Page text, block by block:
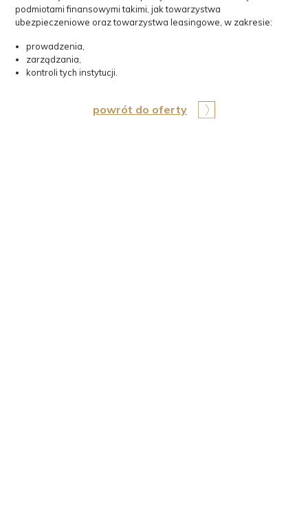
podmiotami finansowymi takimi, jak towarzystwa
ubezpieczeniowe oraz towarzystwa leasingowe, w zakresie:
prowadzenia,
zarządzania,
kontroli tych instytucji.
powrót do oferty